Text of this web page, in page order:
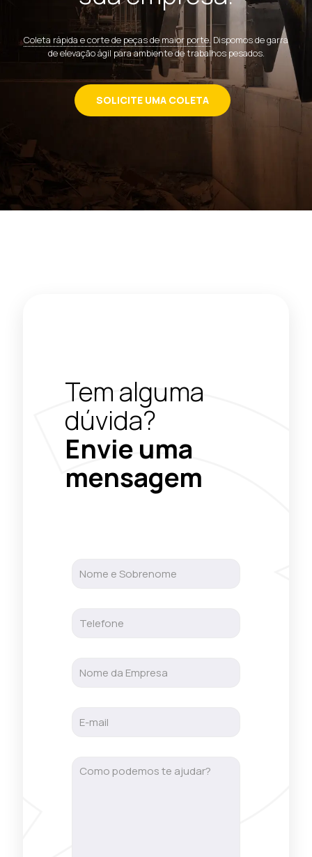
Coleta rápida e corte de peças de maior porte. Dispomos de garra
de elevação ágil para ambiente de trabalhos pesados.
SOLICITE UMA COLETA
Tem alguma
dúvida?
Envie uma
mensagem